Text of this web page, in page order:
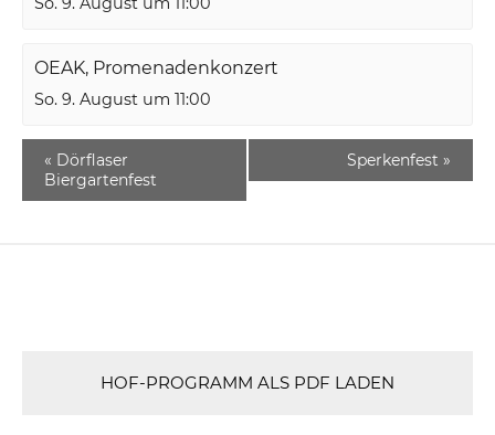
OEAK, Promenadenkonzert
So. 9. August um 11:00
« Dörflaser
Biergartenfest
Sperkenfest »
HOF-PROGRAMM ALS PDF LADEN